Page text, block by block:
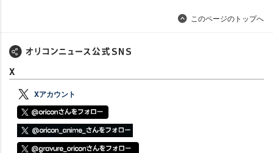
このページのトップへ
X
Xアカウント